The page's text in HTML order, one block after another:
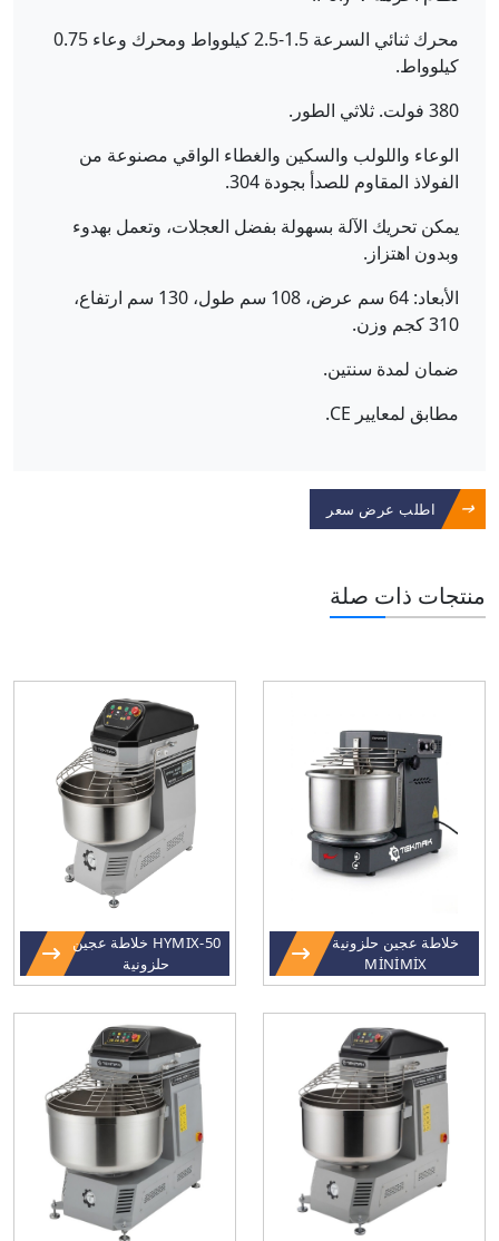
محرك ثنائي السرعة 1.5-2.5 كيلوواط ومحرك وعاء 0.75
كيلوواط.
380 فولت. ثلاثي الطور.
الوعاء واللولب والسكين والغطاء الواقي مصنوعة من
الفولاذ المقاوم للصدأ بجودة 304.
يمكن تحريك الآلة بسهولة بفضل العجلات، وتعمل بهدوء
وبدون اهتزاز.
الأبعاد: 64 سم عرض، 108 سم طول، 130 سم ارتفاع،
310 كجم وزن.
ضمان لمدة سنتين.
مطابق لمعايير CE.
اطلب عرض سعر
منتجات ذات صلة
خلاطة عجين حلزونية
MİNİMİX
HYMIX-50 خلاطة عجين
حلزونية